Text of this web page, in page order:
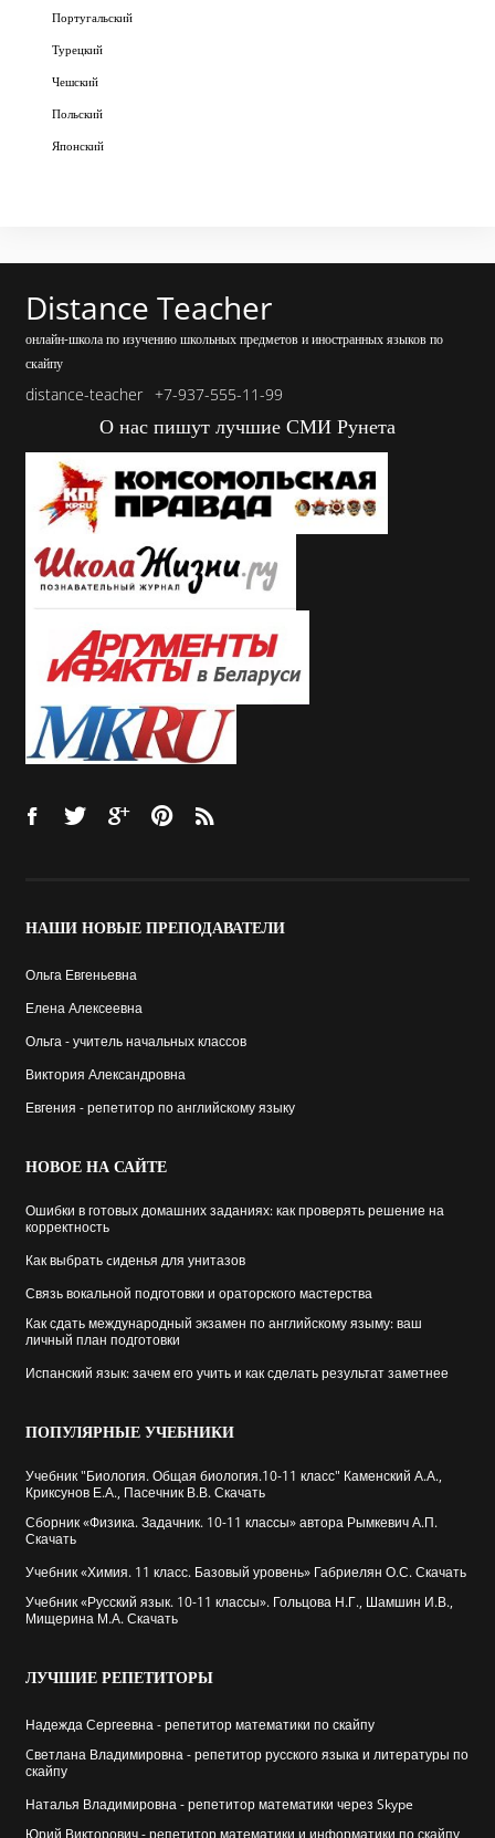
Португальский
Турецкий
Чешский
Польский
Японский
Distance Teacher
онлайн-школа по изучению школьных предметов и иностранных языков по
скайпу
distance-teacher +7-937-555-11-99
О нас пишут лучшие СМИ Рунета
НАШИ НОВЫЕ ПРЕПОДАВАТЕЛИ
Ольга Евгеньевна
Елена Алексеевна
Ольга - учитель начальных классов
Виктория Александровна
Евгения - репетитор по английскому языку
НОВОЕ НА САЙТЕ
Ошибки в готовых домашних заданиях: как проверять решение на
корректность
Как выбрать cиденья для унитазов
Связь вокальной подготовки и ораторского мастерства
Как сдать международный экзамен по английскому языму: ваш
личный план подготовки
Испанский язык: зачем его учить и как сделать результат заметнее
ПОПУЛЯРНЫЕ УЧЕБНИКИ
Учебник "Биология. Общая биология.10-11 класс" Каменский А.А.,
Криксунов Е.А., Пасечник В.В. Скачать
Сборник «Физика. Задачник. 10-11 классы» автора Рымкевич А.П.
Скачать
Учебник «Химия. 11 класс. Базовый уровень» Габриелян О.С. Скачать
Учебник «Русский язык. 10-11 классы». Гольцова Н.Г., Шамшин И.В.,
Мищерина М.А. Скачать
ЛУЧШИЕ РЕПЕТИТОРЫ
Надежда Сергеевна - репетитор математики по скайпу
Cветлана Владимировна - репетитор русского языка и литературы по
скайпу
Наталья Владимировна - репетитор математики через Skype
Юрий Викторович - репетитор математики и информатики по скайпу,